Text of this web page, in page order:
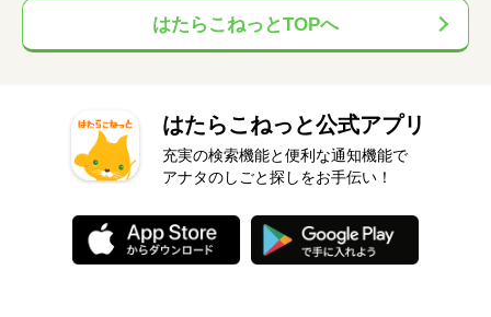
はたらこねっとTOPへ
はたらこねっと公式アプリ
充実の検索機能と便利な通知機能で
アナタのしごと探しをお手伝い！